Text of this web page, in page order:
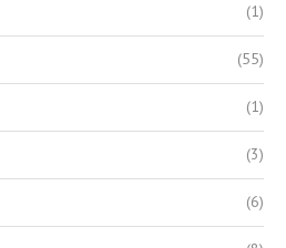
(1)
(55)
(1)
(3)
(6)